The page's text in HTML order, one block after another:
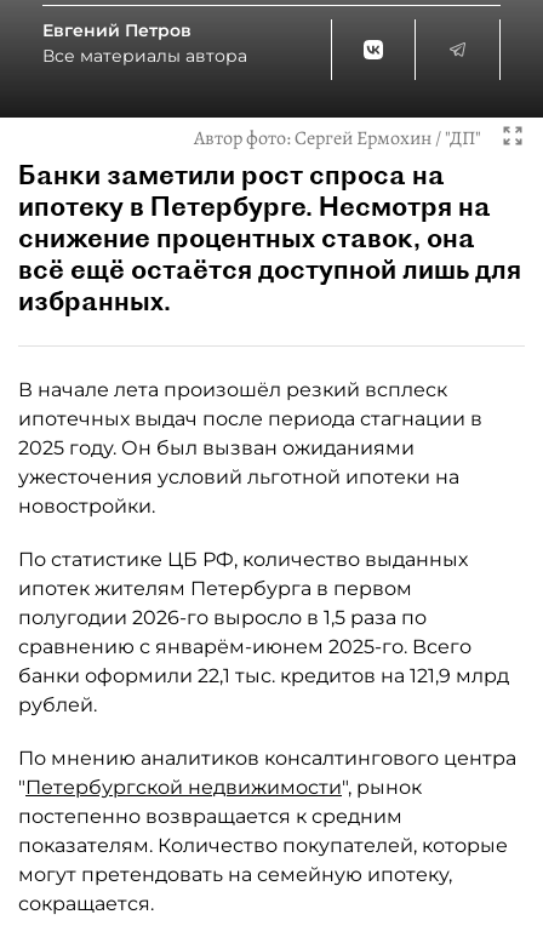
Евгений Петров
Все материалы автора
Автор фото:Сергей Ермохин / "ДП"
Банки заметили рост спроса на
ипотеку в Петербурге. Несмотря на
снижение процентных ставок, она
всё ещё остаётся доступной лишь для
избранных.
В начале лета произошёл резкий всплеск
ипотечных выдач после периода стагнации в
2025 году. Он был вызван ожиданиями
ужесточения условий льготной ипотеки на
новостройки.
По статистике ЦБ РФ, количество выданных
ипотек жителям Петербурга в первом
полугодии 2026-го выросло в 1,5 раза по
сравнению с январём-июнем 2025-го. Всего
банки оформили 22,1 тыс. кредитов на 121,9 млрд
рублей.
По мнению аналитиков консалтингового центра
"Петербургской недвижимости", рынок
постепенно возвращается к средним
показателям. Количество покупателей, которые
могут претендовать на семейную ипотеку,
сокращается.